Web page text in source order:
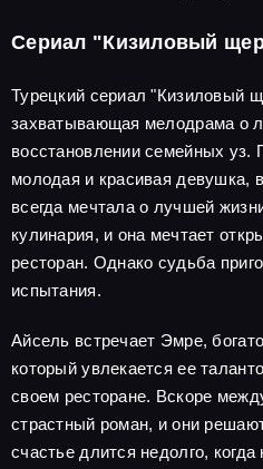
Сериал "Кизиловый
Турецкий сериал "Кизиловый
захватывающая мелодрама о
восстановлении семейных уз.
молодая и красивая девушка,
всегда мечтала о лучшей
кулинария, и она мечтает
ресторан. Однако судьба
испытания.
Айсель встречает Эмре,
который увлекается ее
своем ресторане. Вскоре
страстный роман, и они
счастье длится недолго,